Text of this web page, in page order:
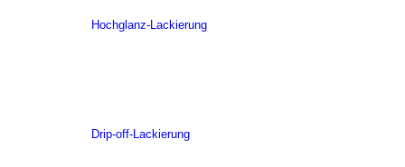
Hochglanz-Lackierung
Drip-off-Lackierung